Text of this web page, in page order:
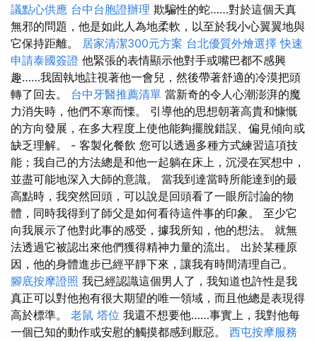
議點心供應 台中台胞證辦理 欺騙性的蛇……對於這個天真
無邪的問題，他是如此人為地柔軟，以至於我小心翼翼地與
它保持距離。 居家清潔300元方案 台北優質外燴選擇 快速
申請泰國簽證 他緊張的表情顯示他對手或嘴巴都不感興
趣……我固執地註視著他一會兒，然後帶著舒適的冷漠把頭
轉了回去。 台中牙醫推薦清單 當新奇的令人心潮澎湃的魔
力消失時，他們不寒而慄。 引導他的思想朝著高貴和慷慨
的方向發展，在多大程度上使他能夠擺脫錯誤、偏見傾向或
缺乏理解。 - 客製化餐飲 您可以透過多種方式練習這項技
能；我自己的方法總是和他一起躺在床上，沉浸在冥想中，
並盡可能地深入大師的意識。 當我到達當時所能達到的最
高點時，我突然回頭，可以說是回頭看了一眼所討論的物
體，同時我得到了師父是如何看待這件事的印象。 至少它
向我展示了他對此事的感受，據我所知，他的想法。 就無
法透過它被認出來他們獲得精神力量的流出。 出於某種原
因，他的身體進步已經平靜下來，讓我有時間清理自己。
腳底按摩證照 我已經認識這個男人了，我知道也許性是我
真正可以對他抱有很大期望的唯一領域，而且他總是表現得
高於標準。 老鼠 塔位 我還不想要他……事實上，我對他每
一個已知的動作或安慰的觸摸都感到厭惡。 西屯按摩服務